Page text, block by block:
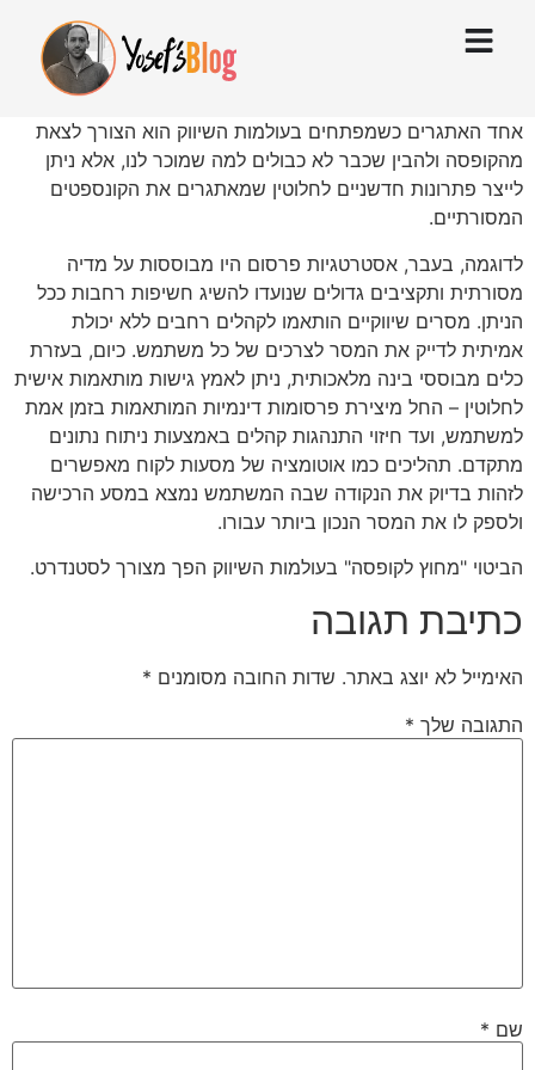
אחד האתגרים כשמפתחים בעולמות השיווק הוא הצורך לצאת
מהקופסה ולהבין שכבר לא כבולים למה שמוכר לנו, אלא ניתן
לייצר פתרונות חדשניים לחלוטין שמאתגרים את הקונספטים
המסורתיים.
לדוגמה, בעבר, אסטרטגיות פרסום היו מבוססות על מדיה
מסורתית ותקציבים גדולים שנועדו להשיג חשיפות רחבות ככל
הניתן. מסרים שיווקיים הותאמו לקהלים רחבים ללא יכולת
אמיתית לדייק את המסר לצרכים של כל משתמש. כיום, בעזרת
כלים מבוססי בינה מלאכותית, ניתן לאמץ גישות מותאמות אישית
לחלוטין – החל מיצירת פרסומות דינמיות המותאמות בזמן אמת
למשתמש, ועד חיזוי התנהגות קהלים באמצעות ניתוח נתונים
מתקדם. תהליכים כמו אוטומציה של מסעות לקוח מאפשרים
לזהות בדיוק את הנקודה שבה המשתמש נמצא במסע הרכישה
ולספק לו את המסר הנכון ביותר עבורו.
הביטוי "מחוץ לקופסה" בעולמות השיווק הפך מצורך לסטנדרט.
כתיבת תגובה
האימייל לא יוצג באתר. שדות החובה מסומנים *
התגובה שלך *
שם *